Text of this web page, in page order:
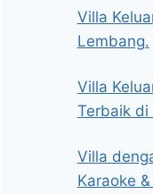
Villa
Lembang.
Villa
Terbaik di
Villa
Karaoke